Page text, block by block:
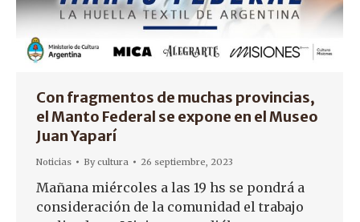
Con fragmentos de muchas provincias,
el Manto Federal se expone en el Museo
Juan Yaparí
Noticias Bycultura 26 septiembre, 2023
Mañana miércoles a las 19 hs se pondrá a
consideración de la comunidad el trabajo